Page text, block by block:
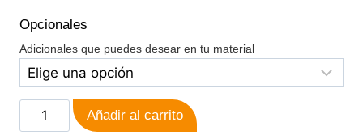
Opcionales
Adicionales que puedes desear en tu material
Añadir al carrito